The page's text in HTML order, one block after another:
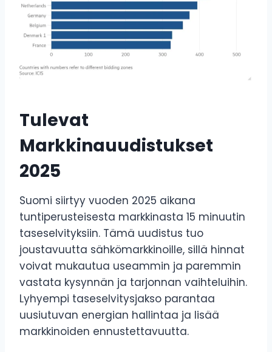
Tulevat
Markkinauudistukset
2025
Suomi siirtyy vuoden 2025 aikana
tuntiperusteisesta markkinasta 15 minuutin
taseselvityksiin. Tämä uudistus tuo
joustavuutta sähkömarkkinoille, sillä hinnat
voivat mukautua useammin ja paremmin
vastata kysynnän ja tarjonnan vaihteluihin.
Lyhyempi taseselvitysjakso parantaa
uusiutuvan energian hallintaa ja lisää
markkinoiden ennustettavuutta.